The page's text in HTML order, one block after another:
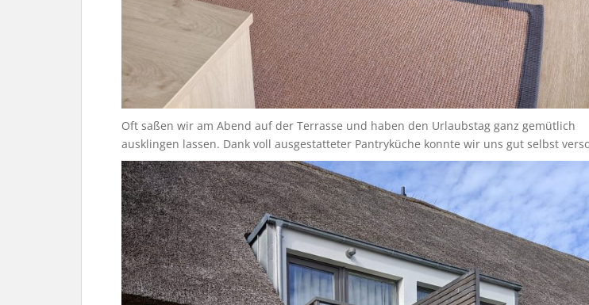
Oft saßen wir am Abend auf der Terrasse und haben den Urlaubstag ganz gemütlich
ausklingen lassen. Dank voll ausgestatteter Pantryküche konnte wir uns gut selbst